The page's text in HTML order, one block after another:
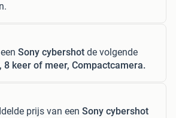
Sony cybershot de volgende
8 keer of meer, Compactcamera.
prijs van een Sony cybershot